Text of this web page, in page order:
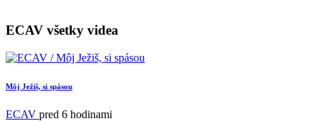
ECAV všetky videa
Môj Ježiš, si spásou
ECAV pred 6 hodinami